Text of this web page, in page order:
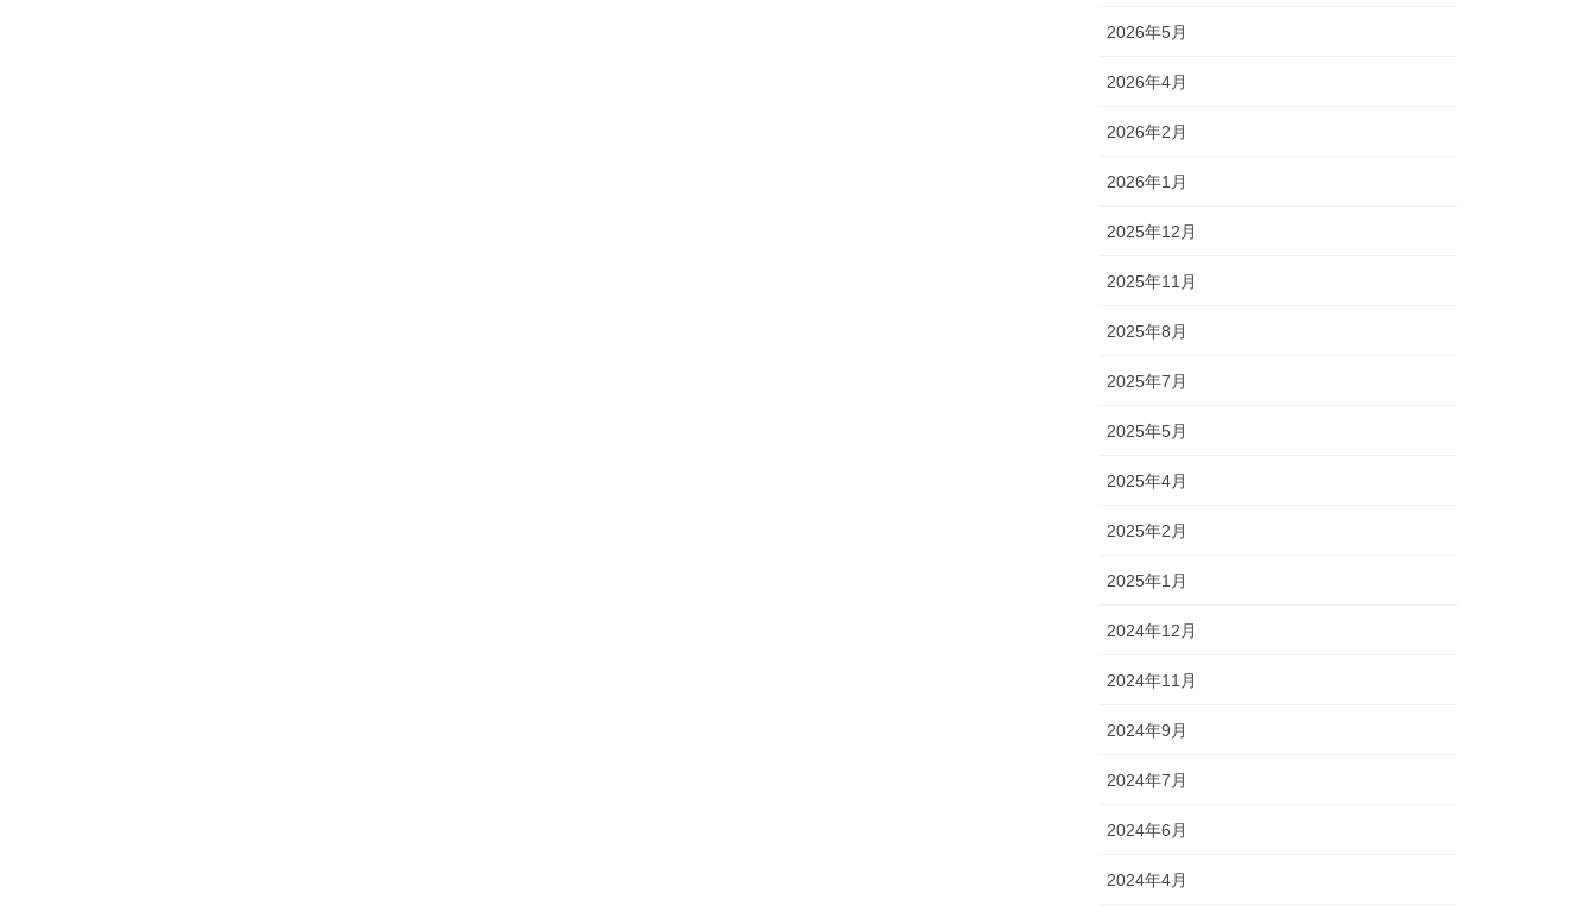
2026年5月
2026年4月
2026年2月
2026年1月
2025年12月
2025年11月
2025年8月
2025年7月
2025年5月
2025年4月
2025年2月
2025年1月
2024年12月
2024年11月
2024年9月
2024年7月
2024年6月
2024年4月